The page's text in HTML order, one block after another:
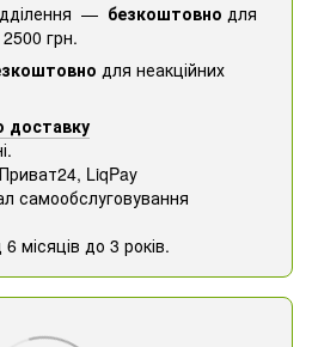
— безкоштовно для
2500 грн.
для неакційних
доставку
​​LiqPay
самообслуговування
місяців до 3 років.